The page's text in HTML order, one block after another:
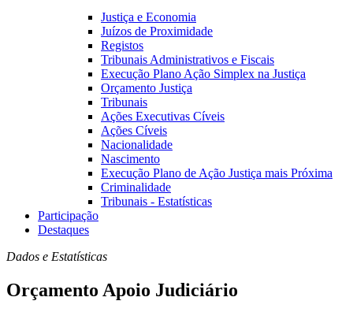
Justiça e Economia
Juízos de Proximidade
Registos
Tribunais Administrativos e Fiscais
Execução Plano Ação Simplex na Justiça
Orçamento Justiça
Tribunais
Ações Executivas Cíveis
Ações Cíveis
Nacionalidade
Nascimento
Execução Plano de Ação Justiça mais Próxima
Criminalidade
Tribunais - Estatísticas
Participação
Destaques
Dados e Estatísticas
Orçamento Apoio Judiciário